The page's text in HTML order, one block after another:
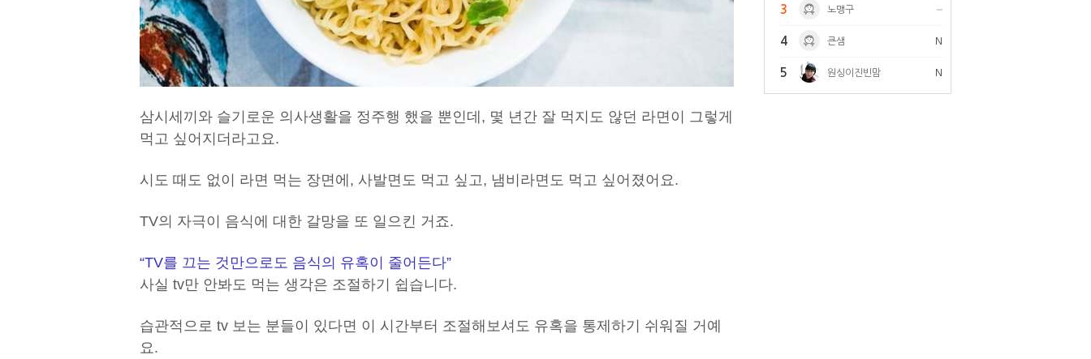
삼시세끼와 슬기로운 의사생활을 정주행 했을 뿐인데, 몇 년간 잘 먹지도 않던 라면이 그렇게
먹고 싶어지더라고요.
시도 때도 없이 라면 먹는 장면에, 사발면도 먹고 싶고, 냄비라면도 먹고 싶어졌어요.
TV의 자극이 음식에 대한 갈망을 또 일으킨 거죠.
“TV를 끄는 것만으로도 음식의 유혹이 줄어든다”
사실 tv만 안봐도 먹는 생각은 조절하기 쉽습니다.
습관적으로 tv 보는 분들이 있다면 이 시간부터 조절해보셔도 유혹을 통제하기 쉬워질 거예
요.
3 노맹구
4 큰샘 N
5 원싱이진빈맘 N